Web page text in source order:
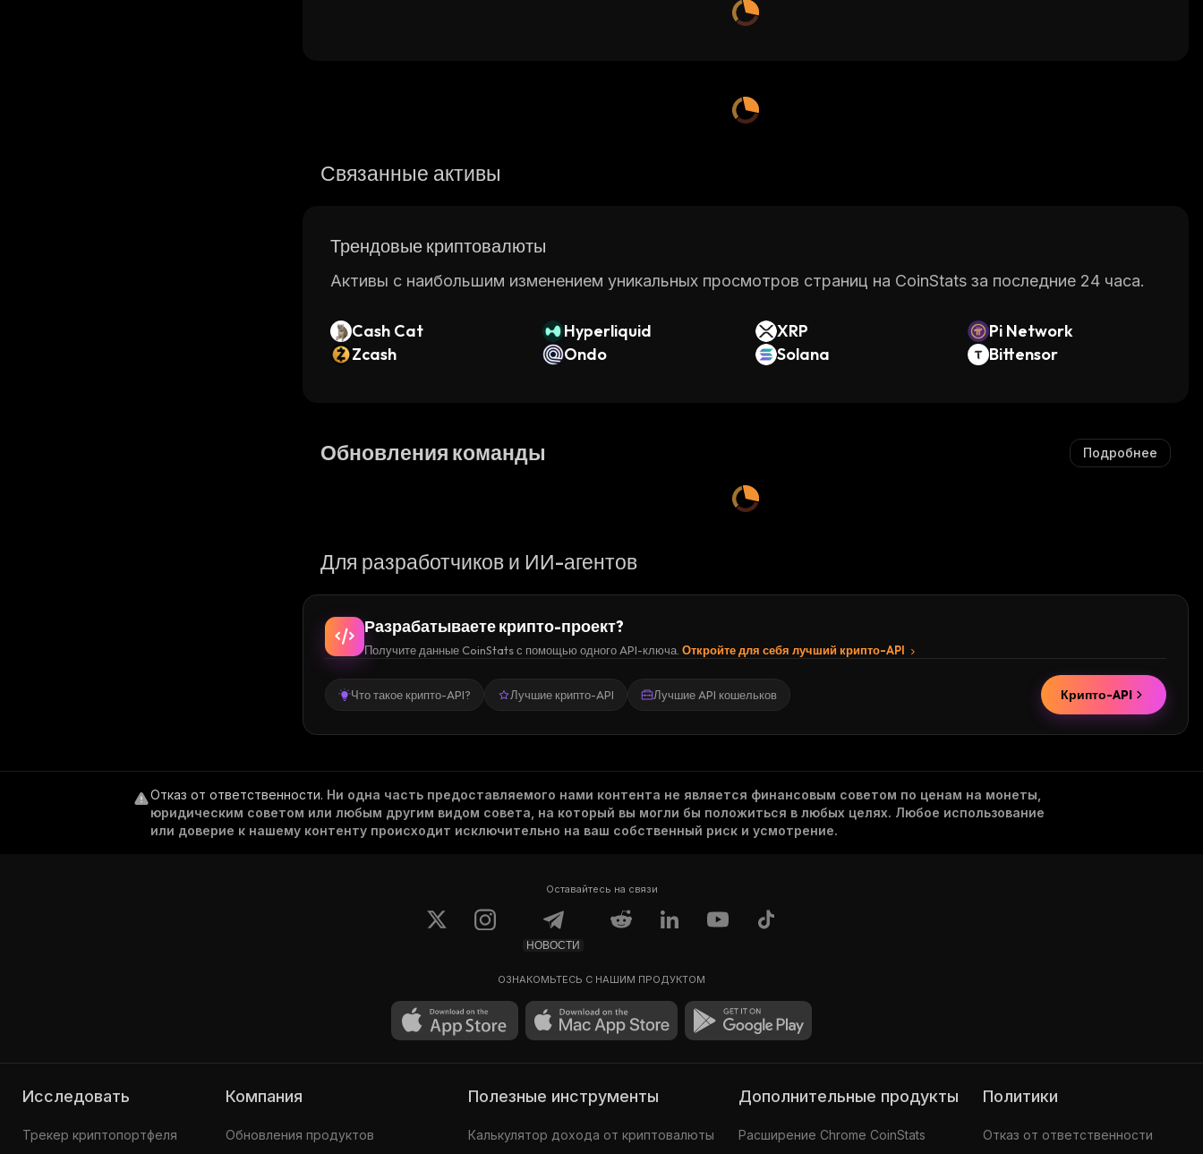
Связанные активы
Трендовые криптовалюты
Активы с наибольшим изменением уникальных просмотров страниц на CoinStats за последние 24 часа.
Cash Cat Hyperliquid XRP
Pi Network
Zcash
Ondo Solana Bittensor
Обновления команды Подробнее
Для разработчиков и ИИ-агентов
Разрабатываете крипто-проект?
Получите данные CoinStats с помощью одного API-ключа. Откройте для себя лучший крипто-API
Что такое крипто-API? Лучшие крипто-API Лучшие API кошельков Крипто-API
Отказ от ответственности. Ни одна часть предоставляемого нами контента не является финансовым советом по ценам на монеты,
юридическим советом или любым другим видом совета, на который вы могли бы положиться в любых целях. Любое использование
или доверие к нашему контенту происходит исключительно на ваш собственный риск и усмотрение.
Оставайтесь на связи
НОВОСТИ
ОЗНАКОМЬТЕСЬ С НАШИМ ПРОДУКТОМ
Исследовать
Трекер криптопортфеля
Компания
Обновления продуктов
Полезные инструменты
Калькулятор дохода от криптовалюты
Дополнительные продукты
Расширение Chrome CoinStats
Политики
Отказ от ответственности